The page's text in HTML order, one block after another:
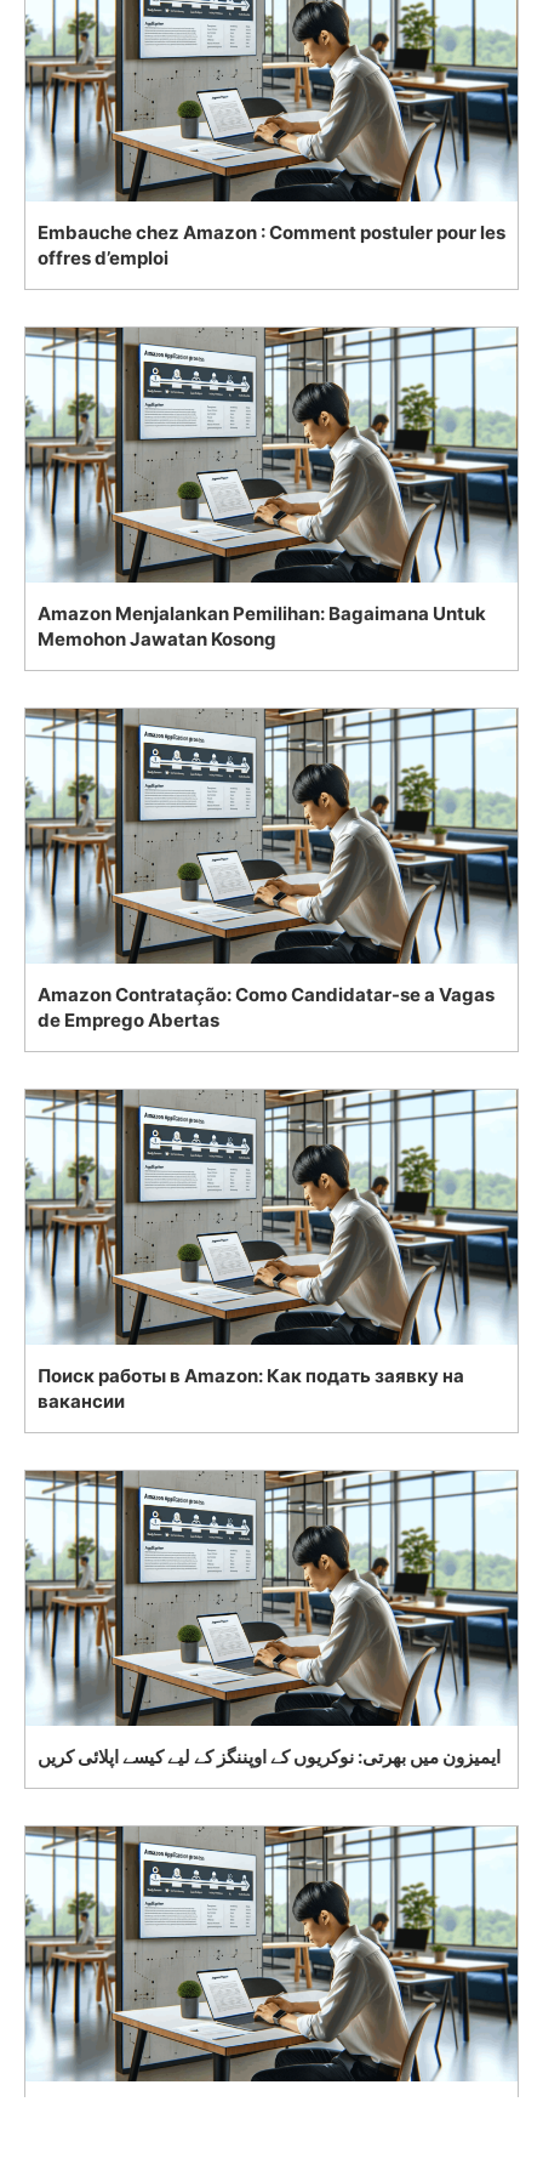
Embauche chez Amazon : Comment postuler pour les
offres d’emploi
Amazon Menjalankan Pemilihan: Bagaimana Untuk
Memohon Jawatan Kosong
Amazon Contratação: Como Candidatar-se a Vagas
de Emprego Abertas
Поиск работы в Amazon: Как подать заявку на
вакансии
ایمیزون میں بھرتی: نوکریوں کے اوپننگز کے لیے کیسے اپلائی کریں